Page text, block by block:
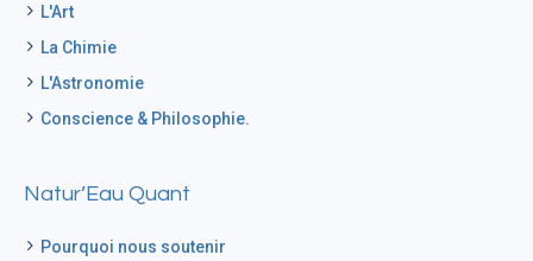
L'Art
La Chimie
L'Astronomie
Conscience & Philosophie.
Natur’Eau Quant
Pourquoi nous soutenir